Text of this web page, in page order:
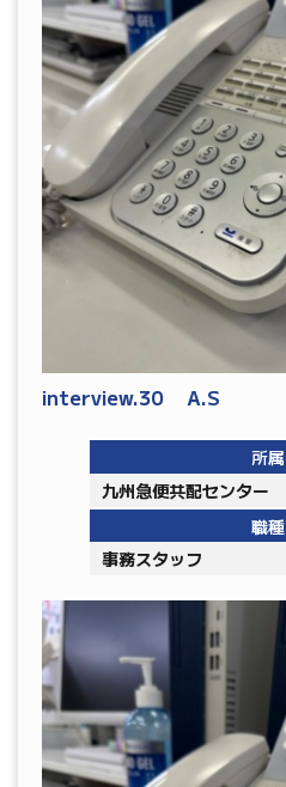
interview.30 A.S
所属
九州急便共配センター
職種
事務スタッフ